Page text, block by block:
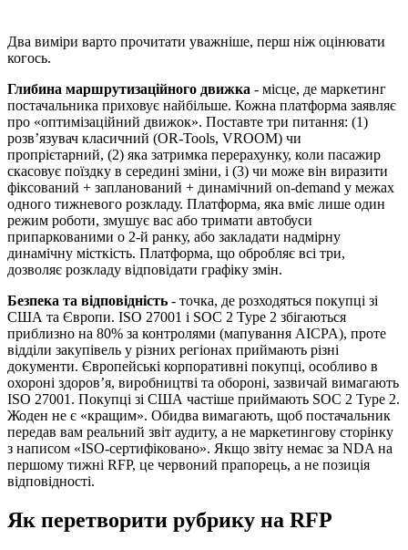
Два виміри варто прочитати уважніше, перш ніж оцінювати
когось.
Глибина маршрутизаційного движка - місце, де маркетинг
постачальника приховує найбільше. Кожна платформа заявляє
про «оптимізаційний движок». Поставте три питання: (1)
розв’язувач класичний (OR-Tools, VROOM) чи
пропрієтарний, (2) яка затримка перерахунку, коли пасажир
скасовує поїздку в середині зміни, і (3) чи може він виразити
фіксований + запланований + динамічний on-demand у межах
одного тижневого розкладу. Платформа, яка вміє лише один
режим роботи, змушує вас або тримати автобуси
припаркованими о 2-й ранку, або закладати надмірну
динамічну місткість. Платформа, що обробляє всі три,
дозволяє розкладу відповідати графіку змін.
Безпека та відповідність - точка, де розходяться покупці зі
США та Європи. ISO 27001 і SOC 2 Type 2 збігаються
приблизно на 80% за контролями (мапування AICPA), проте
відділи закупівель у різних регіонах приймають різні
документи. Європейські корпоративні покупці, особливо в
охороні здоров’я, виробництві та обороні, зазвичай вимагають
ISO 27001. Покупці зі США частіше приймають SOC 2 Type 2.
Жоден не є «кращим». Обидва вимагають, щоб постачальник
передав вам реальний звіт аудиту, а не маркетингову сторінку
з написом «ISO-сертифіковано». Якщо звіту немає за NDA на
першому тижні RFP, це червоний прапорець, а не позиція
відповідності.
Як перетворити рубрику на RFP